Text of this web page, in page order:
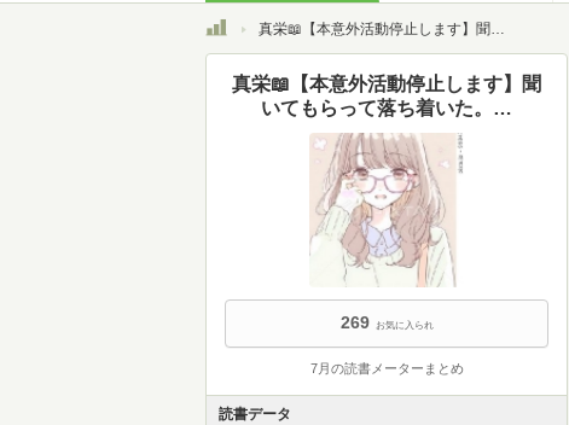
トップ真栄📖【本意外活動停止します】聞いてもらって落ち着いた。…
真栄📖【本意外活動停止します】聞
いてもらって落ち着いた。…
269 お気に入られ
7月の読書メーターまとめ
読書データ